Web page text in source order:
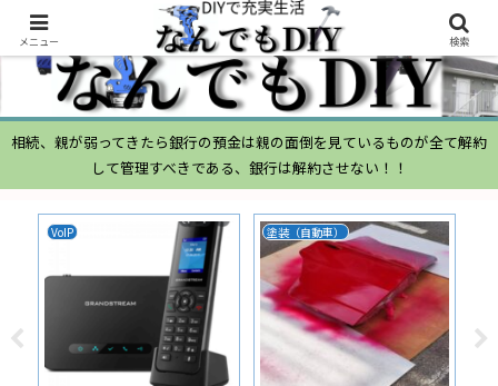
相続、親が弱ってきたら銀行の預金は親の面倒を見ているものが全て解約
して管理すべきである、銀行は解約させない！！
VoIP 塗装（自動車）
ム
メニュー 検索